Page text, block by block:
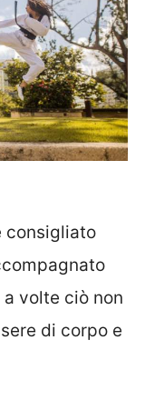
consigliato
volte ciò non
di corpo e